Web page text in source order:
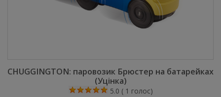
CHUGGINGTON: паровозик Брюстер на батарейках
(Уцінка)
5.0 ( 1 голос)